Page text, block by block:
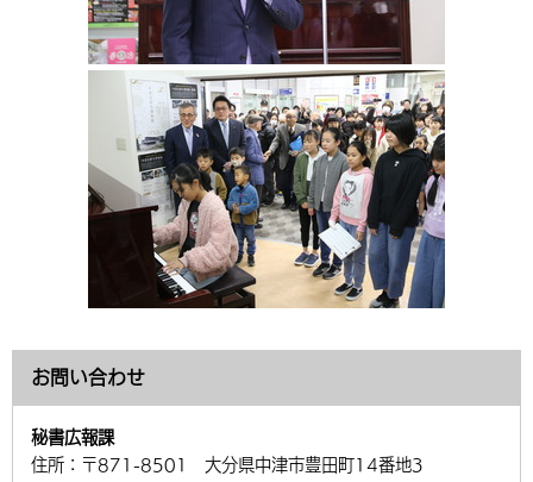
お問い合わせ
秘書広報課
住所： 〒871-8501 大分県中津市豊田町14番地3